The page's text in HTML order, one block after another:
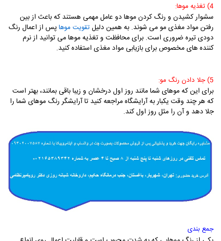
4) تغذیه موها:
سشوار کشیدن و رنگ کردن موها دو عامل مهمی هستند که باعث از بین
رفتن مواد مغذی مو می شوند. به همین دلیلتقویت موهاپس از اعمال رنگ
دودی تیره ضروری است. برای محافظت و تغذیه موها می توانید از نرم
کننده های مخصوص برای بازیابی مواد مغذی استفاده کنید.
5) جلا دادن رنگ مو:
برای این که موهای شما مانند روز اول درخشان و زیبا باقی بمانند، بهتر است
که هر چند وقت یکبار به آرایشگاه مراجعه کنید تا آرایشگر رنگ موهای شما را
جلا دهد و آن را مثل روز اول کند.
جمع بندی